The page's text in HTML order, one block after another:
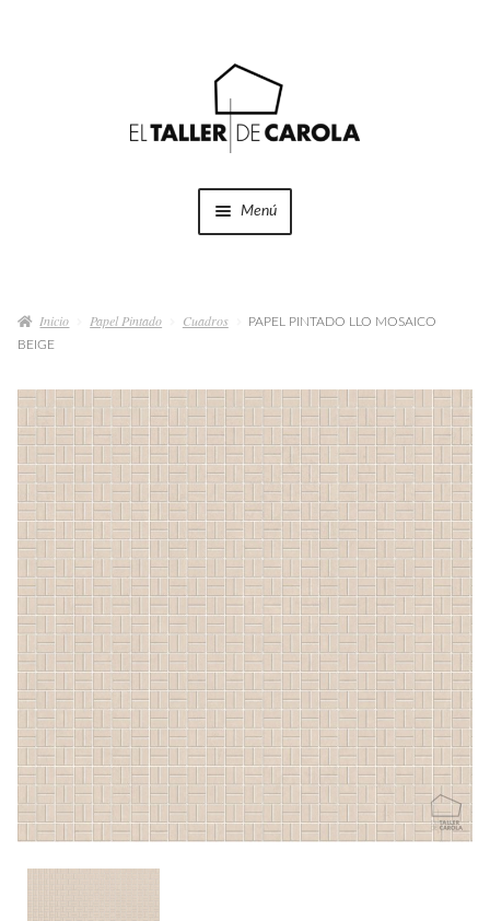
Menú
menú
PROYECTOS
QUÉ HACEMOS
QUIÉNES SOMOS
CONTACTO
Inicio Papel Pintado Cuadros
PAPEL PINTADO LLO MOSAICO
BEIGE